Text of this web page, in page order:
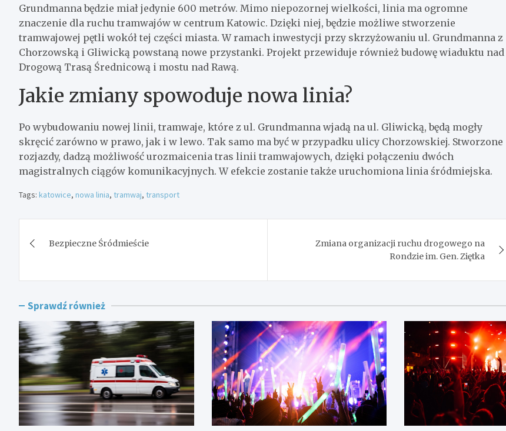
Grundmanna będzie miał jedynie 600 metrów. Mimo niepozornej wielkości, linia ma ogromne
znaczenie dla ruchu tramwajów w centrum Katowic. Dzięki niej, będzie możliwe stworzenie
tramwajowej pętli wokół tej części miasta. W ramach inwestycji przy skrzyżowaniu ul. Grundmanna z
Chorzowską i Gliwicką powstaną nowe przystanki. Projekt przewiduje również budowę wiaduktu nad
Drogową Trasą Średnicową i mostu nad Rawą.
Jakie zmiany spowoduje nowa linia?
Po wybudowaniu nowej linii, tramwaje, które z ul. Grundmanna wjadą na ul. Gliwicką, będą mogły
skręcić zarówno w prawo, jak i w lewo. Tak samo ma być w przypadku ulicy Chorzowskiej. Stworzone
rozjazdy, dadzą możliwość urozmaicenia tras linii tramwajowych, dzięki połączeniu dwóch
magistralnych ciągów komunikacyjnych. W efekcie zostanie także uruchomiona linia śródmiejska.
Tags: katowice, nowa linia, tramwaj, transport
wpisu
Bezpieczne Śródmieście
Zmiana organizacji ruchu drogowego na
Rondzie im. Gen. Ziętka
Sprawdź również